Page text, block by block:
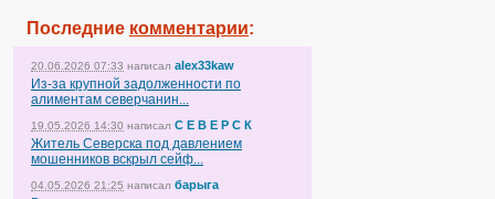
Последние комментарии:
20.06.2026 07:33 написал alex33kaw
Из-за крупной задолженности по
алиментам северчанин...
19.05.2026 14:30 написал С Е В Е Р С К
Житель Северска под давлением
мошенников вскрыл сейф...
04.05.2026 21:25 написал барыга